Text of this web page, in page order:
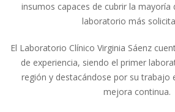
insumos capaces de cubrir la mayoría
laboratorio más
El Laboratorio Clínico Virginia Sáenz
de experiencia, siendo el primer
región y destacándose por su trabajo
mejora continua.